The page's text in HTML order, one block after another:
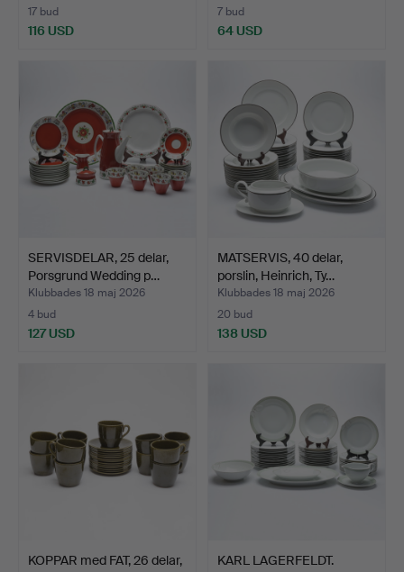
17 bud
116 USD
7 bud
64 USD
SERVISDELAR, 25 delar,
Porsgrund Wedding p…
Klubbades 18 maj 2026
4 bud
127 USD
MATSERVIS, 40 delar,
porslin, Heinrich, Ty…
Klubbades 18 maj 2026
20 bud
138 USD
KOPPAR med FAT, 26 delar,
KARL LAGERFELDT.